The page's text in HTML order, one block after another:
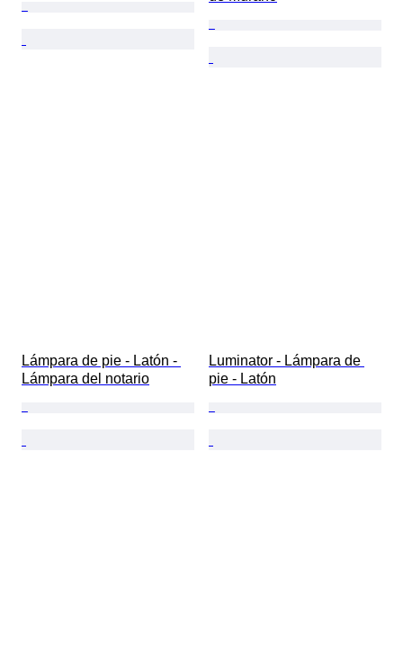
Lámpara de pie - Latón -
Lámpara del notario
Luminator - Lámpara de
pie - Latón